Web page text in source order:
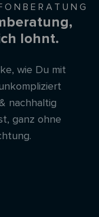
lohnt.
wie Du mit
nachhaltig
ganz ohne